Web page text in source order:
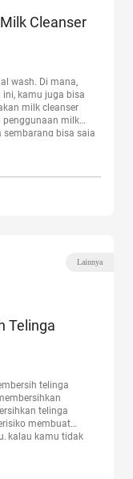
Cleanser
wash. Di mana,
kamu juga bisa
milk cleanser
penggunaan milk
sembarang bisa saja
Lainnya
Telinga
telinga
telinga
membuat
kalau kamu tidak